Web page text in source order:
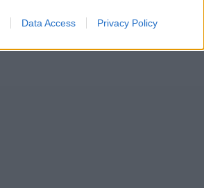
Data Access Privacy Policy